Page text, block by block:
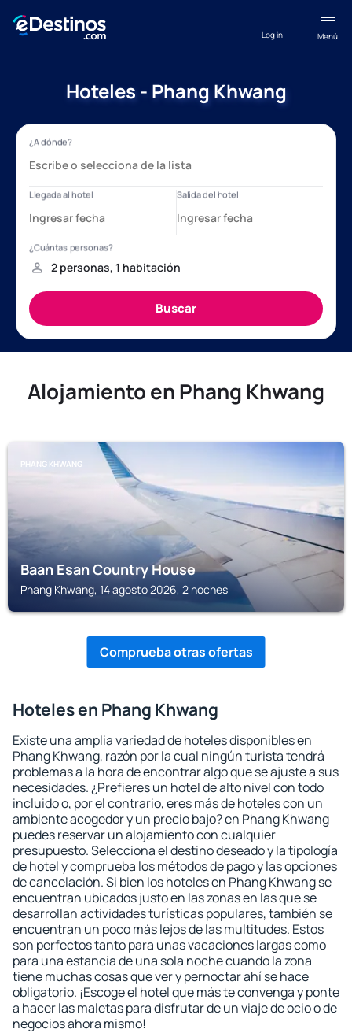
Menú
Log in
Hoteles - Phang Khwang
Alojamiento en Phang Khwang
PHANG KHWANG
Baan Esan Country House
Phang Khwang, 14 agosto 2026, 2 noches
Comprueba otras ofertas
Hoteles en Phang Khwang
Existe una amplia variedad de hoteles disponibles en
Phang Khwang, razón por la cual ningún turista tendrá
problemas a la hora de encontrar algo que se ajuste a sus
necesidades. ¿Prefieres un hotel de alto nivel con todo
incluido o, por el contrario, eres más de hoteles con un
ambiente acogedor y un precio bajo? en Phang Khwang
puedes reservar un alojamiento con cualquier
presupuesto. Selecciona el destino deseado y la tipología
de hotel y comprueba los métodos de pago y las opciones
de cancelación. Si bien los hoteles en Phang Khwang se
encuentran ubicados justo en las zonas en las que se
desarrollan actividades turísticas populares, también se
encuentran un poco más lejos de las multitudes. Estos
son perfectos tanto para unas vacaciones largas como
para una estancia de una sola noche cuando la zona
tiene muchas cosas que ver y pernoctar ahí se hace
obligatorio. ¡Escoge el hotel que más te convenga y ponte
a hacer las maletas para disfrutar de un viaje de ocio o de
negocios ahora mismo!